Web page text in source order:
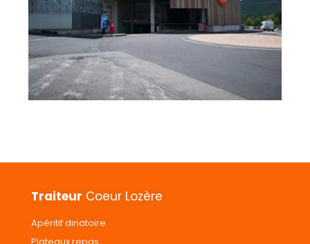
Traiteur Coeur Lozère
Apéritif dinatoire